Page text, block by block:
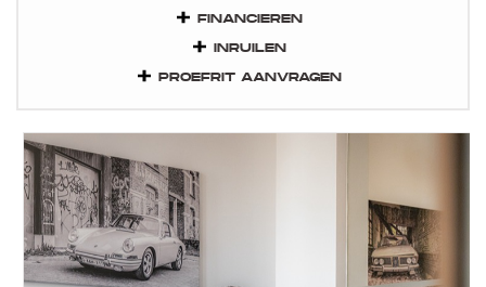
FINANCIEREN
INRUILEN
PROEFRIT AANVRAGEN